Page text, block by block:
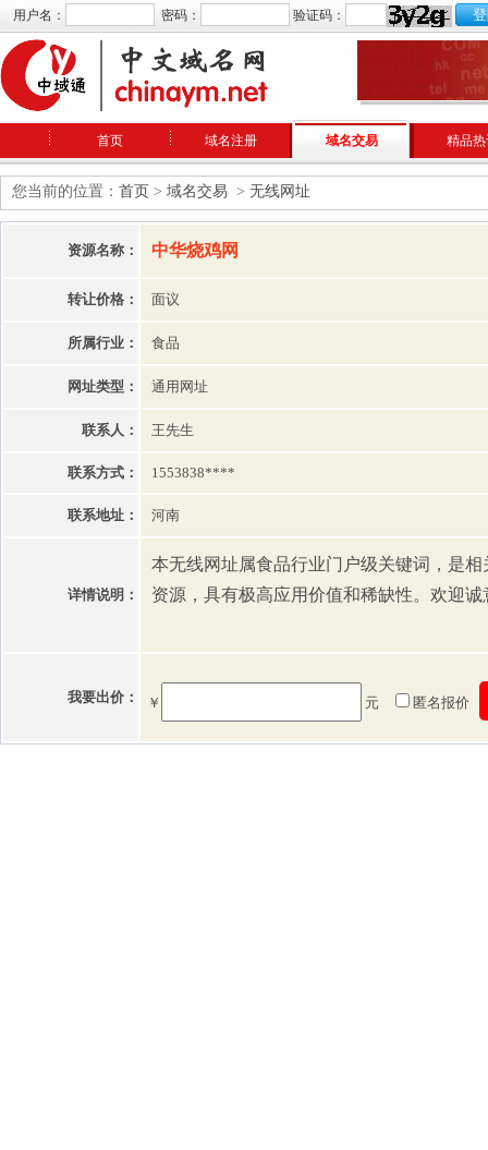
用户名： 密码： 验证码：
首页 域名注册 域名交易 精品
您当前的位置： 首页 > 域名交易 > 无线网址
资源名称： 中华烧鸡网
转让价格： 面议
所属行业： 食品
网址类型： 通用网址
联系人： 王先生
联系方式： 1553838****
联系地址： 河南
详情说明：
本无线网址属食品行业门户级关键词，是
资源，具有极高应用价值和稀缺性。欢迎诚
我要出价： ￥ 元 匿名报价